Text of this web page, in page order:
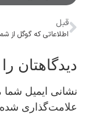
قبل
دیدگاهتان
نشانی ایمیل
علامت‌گذاری